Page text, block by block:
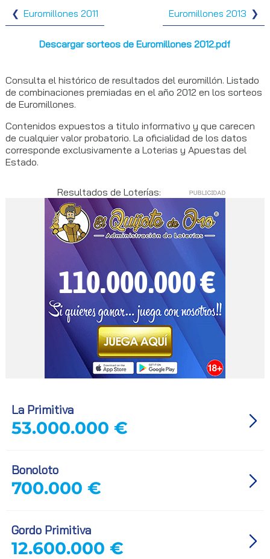
Euromillones 2011 Euromillones 2013
Descargar sorteos de Euromillones 2012.pdf
Consulta el histórico de resultados del euromillón. Listado
de combinaciones premiadas en el año 2012 en los sorteos
de Euromillones.
Contenidos expuestos a titulo informativo y que carecen
de cualquier valor probatorio. La oficialidad de los datos
corresponde exclusivamente a Loterias y Apuestas del
Estado.
Resultados de Loterías:
La Primitiva
53.000.000 €
Bonoloto
700.000 €
Gordo Primitiva
12.600.000 €